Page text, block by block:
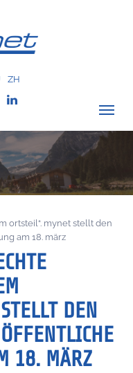
ZH
ortsteil“. mynet stellt den
am 18. märz
DEN
18. MÄRZ